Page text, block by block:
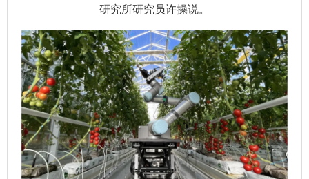
研究所研究员许操说。